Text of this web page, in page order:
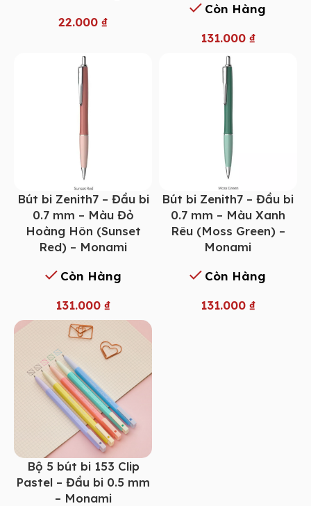
22.000 ₫
Còn Hàng
131.000 ₫
Bút bi Zenith7 – Đầu bi
0.7 mm – Màu Đỏ
Hoàng Hôn (Sunset
Red) – Monami
Còn Hàng
131.000 ₫
Bút bi Zenith7 – Đầu bi
0.7 mm – Màu Xanh
Rêu (Moss Green) –
Monami
Còn Hàng
131.000 ₫
Bộ 5 bút bi 153 Clip
Pastel – Đầu bi 0.5 mm
– Monami